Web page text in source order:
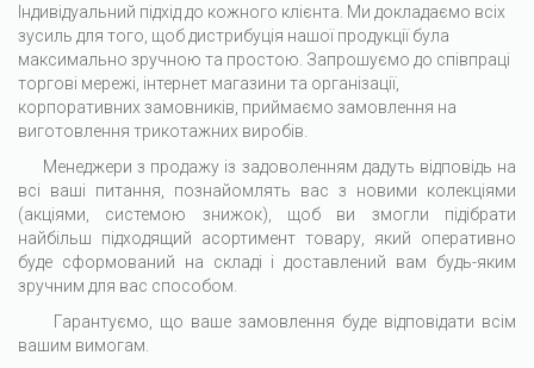
Індивідуальний підхід до кожного клієнта. Ми докладаємо всіх
зусиль для того, щоб дистрибуція нашої продукції була
максимально зручною та простою. Запрошуємо до співпраці
торгові мережі, інтернет магазини та організації,
корпоративних замовників, приймаємо замовлення на
виготовлення трикотажних виробів.
Менеджери з продажу із задоволенням дадуть відповідь на
всі ваші питання, познайомлять вас з новими колекціями
(акціями, системою знижок), щоб ви змогли підібрати
найбільш підходящий асортимент товару, який оперативно
буде сформований на складі і доставлений вам будь-яким
зручним для вас способом.
Гарантуємо, що ваше замовлення буде відповідати всім
вашим вимогам.